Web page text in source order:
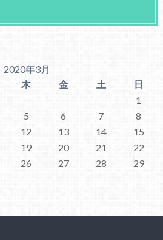
2020年3月
木 金 土
日
1
5 6 7
8
12 13 14
15
19 20 21
22
26 27 28
29